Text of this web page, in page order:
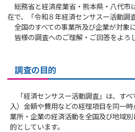
総務省と経済産業省・熊本県・八代市
在で、「令和８年経済センサスー活動調
全国のすべての事業所及び企業が対象に
皆様の調査へのご理解・ご回答をよろ
調査の目的
「経済センサスー活動調査」は、すべ
入）金額や費用などの経理項目を同一
業所・企業の経済活動を全国及び地域
的としています。